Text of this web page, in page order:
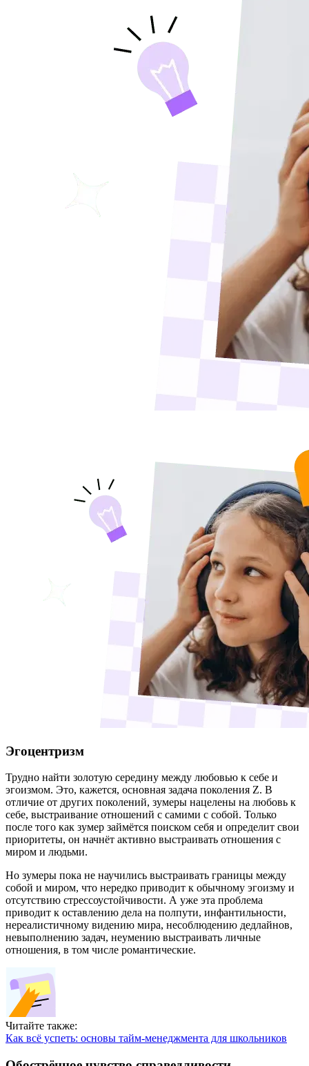
Эгоцентризм
Трудно найти золотую середину между любовью к себе и
эгоизмом. Это, кажется, основная задача поколения Z. В
отличие от других поколений, зумеры нацелены на любовь к
себе, выстраивание отношений с самими с собой. Только
после того как зумер займётся поиском себя и определит свои
приоритеты, он начнёт активно выстраивать отношения с
миром и людьми.
Но зумеры пока не научились выстраивать границы между
собой и миром, что нередко приводит к обычному эгоизму и
отсутствию стрессоустойчивости. А уже эта проблема
приводит к оставлению дела на полпути, инфантильности,
нереалистичному видению мира, несоблюдению дедлайнов,
невыполнению задач, неумению выстраивать личные
отношения, в том числе романтические.
Читайте также:
Как всё успеть: основы тайм-менеджмента для школьников